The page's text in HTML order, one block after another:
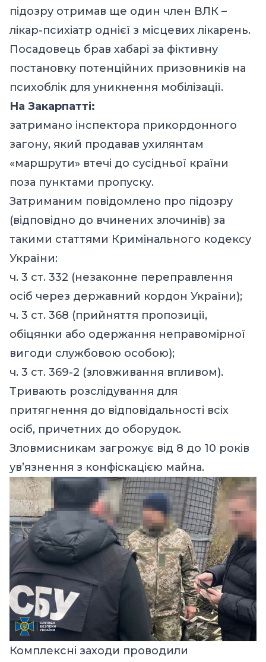
підозру отримав ще один член ВЛК –
лікар-психіатр однієї з місцевих лікарень.
Посадовець брав хабарі за фіктивну
постановку потенційних призовників на
психоблік для уникнення мобілізації.
На Закарпатті:
затримано інспектора прикордонного
загону, який продавав ухилянтам
«маршрути» втечі до сусідньої країни
поза пунктами пропуску.
Затриманим повідомлено про підозру
(відповідно до вчинених злочинів) за
такими статтями Кримінального кодексу
України:
ч. 3 ст. 332 (незаконне переправлення
осіб через державний кордон України);
ч. 3 ст. 368 (прийняття пропозиції,
обіцянки або одержання неправомірної
вигоди службовою особою);
ч. 3 ст. 369-2 (зловживання впливом).
Тривають розслідування для
притягнення до відповідальності всіх
осіб, причетних до оборудок.
Зловмисникам загрожує від 8 до 10 років
ув’язнення з конфіскацією майна.
Комплексні заходи проводили